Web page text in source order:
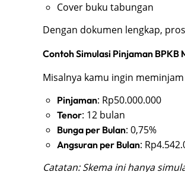
Cover buku tabungan
Dengan dokumen lengkap,
Contoh Simulasi Pinjaman BPKB
Misalnya kamu ingin
Pinjaman: Rp50.000.000
Tenor: 12 bulan
Bunga per Bulan: 0,75%
Angsuran per Bulan:
Catatan: Skema ini hanya